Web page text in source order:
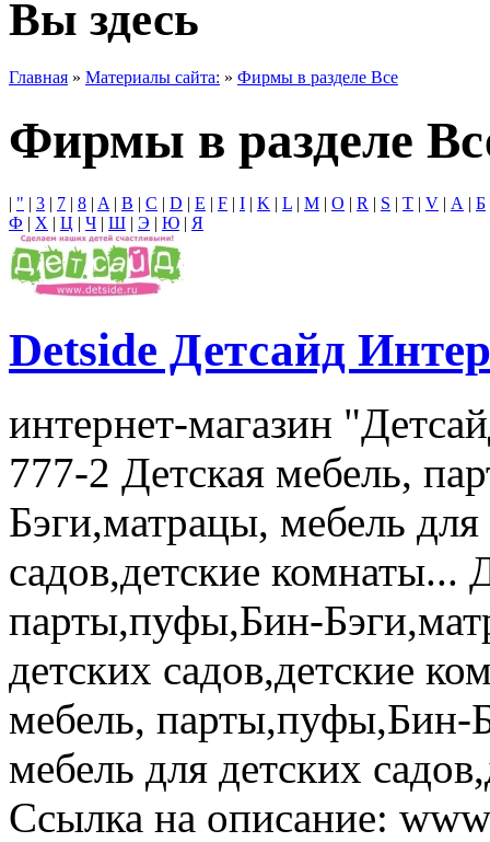
Вы здесь
Главная » Материалы сайта: » Фирмы в разделе Все
Фирмы в разделе
| " | 3 | 7 | 8 | A | B | C | D | E | F | I | K | L | M | O | R | S | T | V | А | Б
Ф | Х | Ц | Ч | Ш | Э | Ю | Я
Detside Детсайд
интернет-магазин
777-2 Детская мебель,
Бэги,матрацы, мебель для
садов,детские комнаты...
парты,пуфы,Бин-
детских садов,детские
мебель, парты,пуфы,Бин-
мебель для детских
Ссылка на описание: